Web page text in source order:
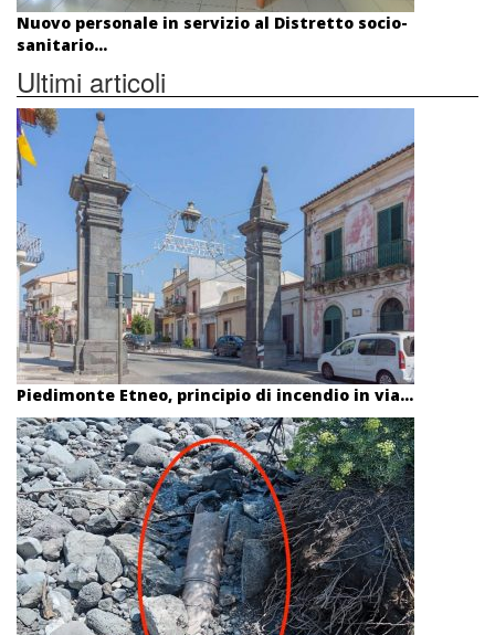
Nuovo personale in servizio al Distretto socio-
sanitario...
Ultimi articoli
Piedimonte Etneo, principio di incendio in via...